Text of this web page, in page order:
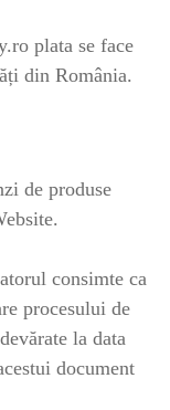
plata se face
din România.
de produse
consimte ca
procesului de
la data
document